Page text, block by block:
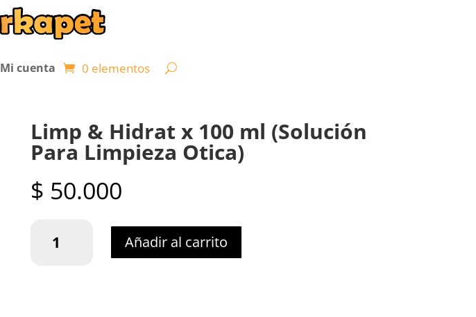
Mi cuenta 0 elementos
Limp & Hidrat x 100 ml (Solución
Para Limpieza Otica)
$ 50.000
Añadir al carrito